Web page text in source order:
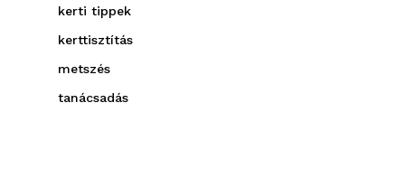
kerti tippek
kerttisztítás
metszés
tanácsadás